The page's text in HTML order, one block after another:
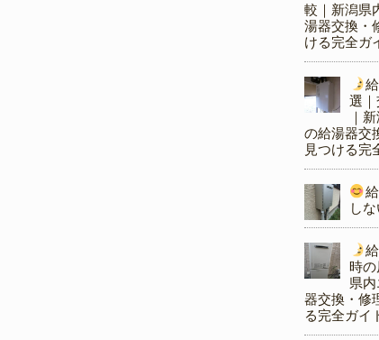
較｜新潟県
湯器交換・
ける完全ガ
選
｜
の給湯器交
見つける完
し
時
県
器交換・修
る完全ガイ